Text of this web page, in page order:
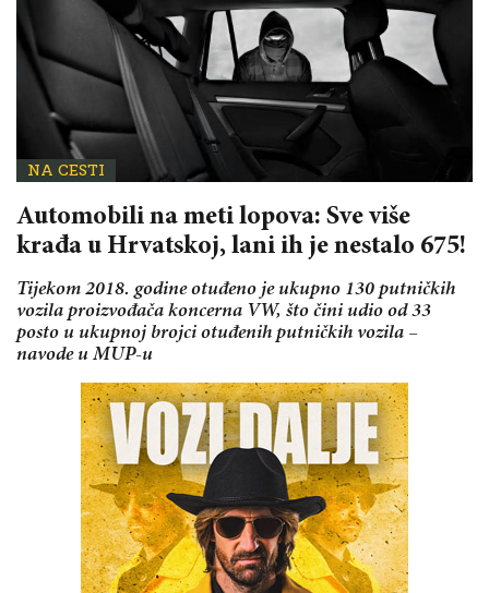
NA CESTI
Automobili na meti lopova: Sve više
krađa u Hrvatskoj, lani ih je nestalo 675!
Tijekom 2018. godine otuđeno je ukupno 130 putničkih
vozila proizvođača koncerna VW, što čini udio od 33
posto u ukupnoj brojci otuđenih putničkih vozila –
navode u MUP-u